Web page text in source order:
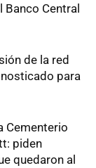
Banco Central
de la red
para
Cementerio
piden
quedaron al